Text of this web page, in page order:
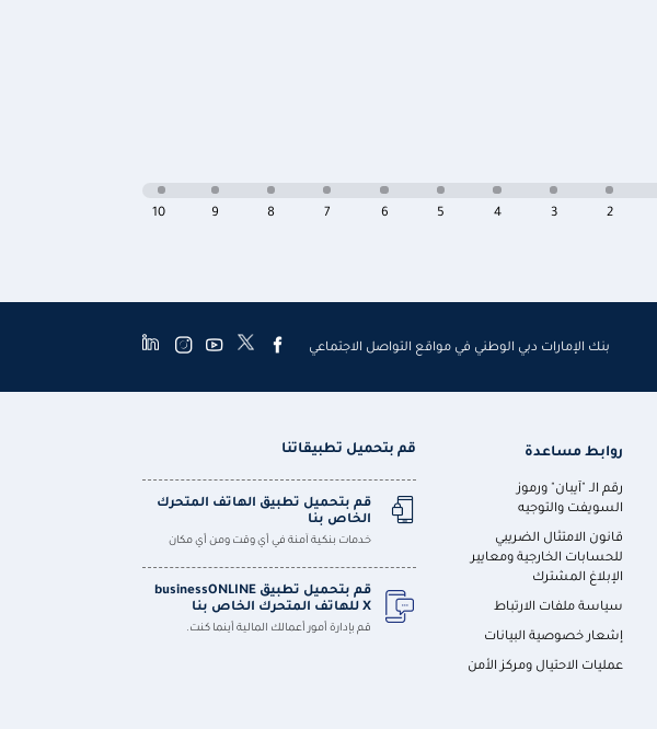
10 9 8 7 6 5 4 3 2
بنك الإمارات دبي الوطني في مواقع التواصل الاجتماعي
روابط مساعدة
رقم الـ "آيبان" ورموز
السويفت والتوجيه
قانون الامتثال الضريبي
للحسابات الخارجية ومعايير
الإبلاغ المشترك
سياسة ملفات الارتباط
إشعار خصوصية البيانات
عمليات الاحتيال ومركز الأمن
قم بتحميل تطبيقاتنا
قم بتحميل تطبيق الهاتف المتحرك
الخاص بنا
خدمات بنكية آمنة في أي وقت ومن أي مكان
قم بتحميل تطبيق businessONLINE
X للهاتف المتحرك الخاص بنا
قم بإدارة أمور أعمالك المالية أينما كنت.